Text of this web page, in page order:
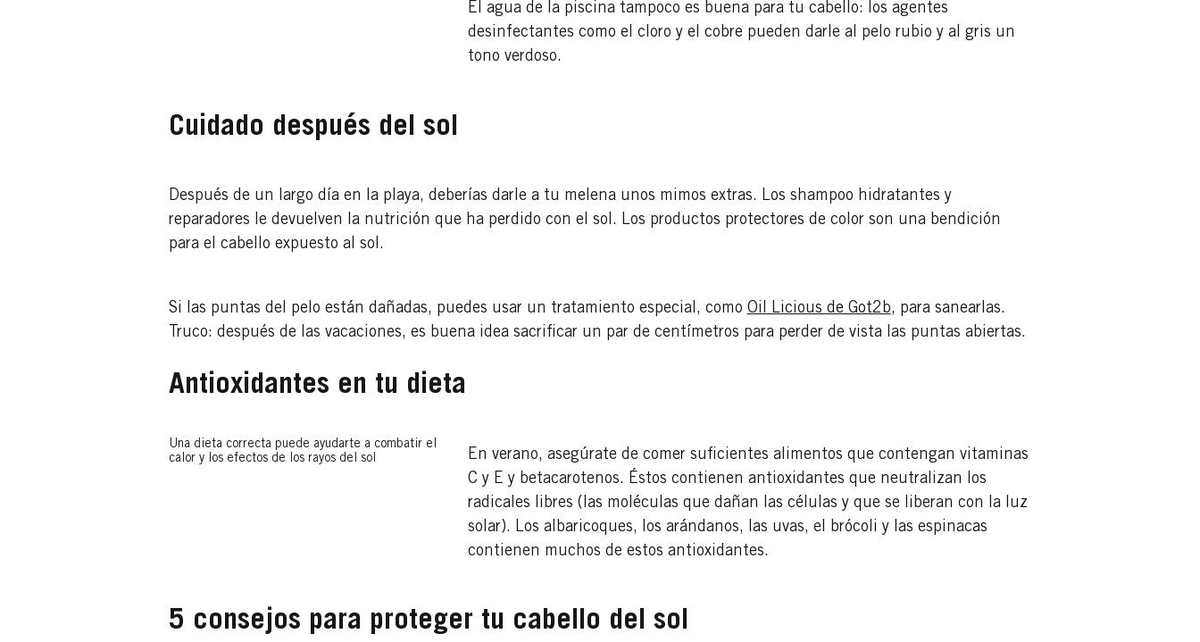
El agua de la piscina tampoco es buena para tu cabello: los agentes
desinfectantes como el cloro y el cobre pueden darle al pelo rubio y al gris un
tono verdoso.
Cuidado después del sol
Después de un largo día en la playa, deberías darle a tu melena unos mimos extras. Los shampoo hidratantes y
reparadores le devuelven la nutrición que ha perdido con el sol. Los productos protectores de color son una bendición
para el cabello expuesto al sol.
Si las puntas del pelo están dañadas, puedes usar un tratamiento especial, como Oil Licious de Got2b, para sanearlas.
Truco: después de las vacaciones, es buena idea sacrificar un par de centímetros para perder de vista las puntas abiertas.
Antioxidantes en tu dieta
Una dieta correcta puede ayudarte a combatir el
calor y los efectos de los rayos del sol
En verano, asegúrate de comer suficientes alimentos que contengan vitaminas
C y E y betacarotenos. Éstos contienen antioxidantes que neutralizan los
radicales libres (las moléculas que dañan las células y que se liberan con la luz
solar). Los albaricoques, los arándanos, las uvas, el brócoli y las espinacas
contienen muchos de estos antioxidantes.
5 consejos para proteger tu cabello del sol